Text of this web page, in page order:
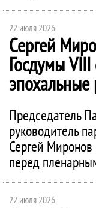
22 июля 2026
Сергей
Госдумы
Председатель
руководитель
Сергей
перед
22 июля 2026